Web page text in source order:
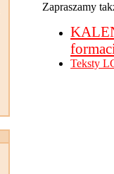
Zapraszamy
Teksty